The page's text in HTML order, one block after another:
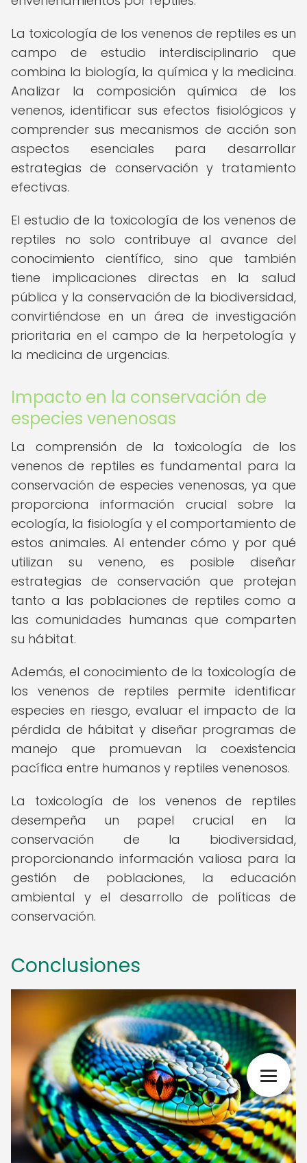
La toxicología de los venenos de reptiles es un
campo de estudio interdisciplinario que
combina la biología, la química y la medicina.
Analizar la composición química de los
venenos, identificar sus efectos fisiológicos y
comprender sus mecanismos de acción son
aspectos esenciales para desarrollar
estrategias de conservación y tratamiento
efectivas.
El estudio de la toxicología de los venenos de
reptiles no solo contribuye al avance del
conocimiento científico, sino que también
tiene implicaciones directas en la salud
pública y la conservación de la biodiversidad,
convirtiéndose en un área de investigación
prioritaria en el campo de la herpetología y
la medicina de urgencias.
Impacto en la conservación de
especies venenosas
La comprensión de la toxicología de los
venenos de reptiles es fundamental para la
conservación de especies venenosas, ya que
proporciona información crucial sobre la
ecología, la fisiología y el comportamiento de
estos animales. Al entender cómo y por qué
utilizan su veneno, es posible diseñar
estrategias de conservación que protejan
tanto a las poblaciones de reptiles como a
las comunidades humanas que comparten
su hábitat.
Además, el conocimiento de la toxicología de
los venenos de reptiles permite identificar
especies en riesgo, evaluar el impacto de la
pérdida de hábitat y diseñar programas de
manejo que promuevan la coexistencia
pacífica entre humanos y reptiles venenosos.
La toxicología de los venenos de reptiles
desempeña un papel crucial en la
conservación de la biodiversidad,
proporcionando información valiosa para la
gestión de poblaciones, la educación
ambiental y el desarrollo de políticas de
conservación.
Conclusiones